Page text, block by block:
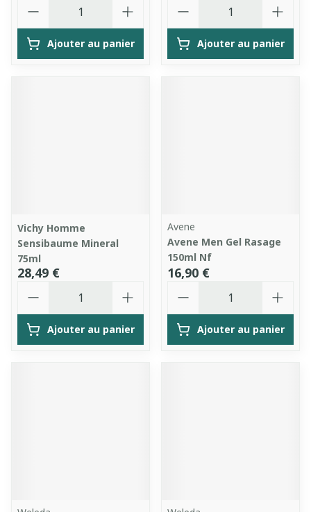
Ajouter au panier Ajouter au panier
Vichy Homme
Sensibaume Mineral
75ml
28,49 €
Ajouter au panier
Avene
Avene Men Gel Rasage
150ml Nf
16,90 €
Ajouter au panier